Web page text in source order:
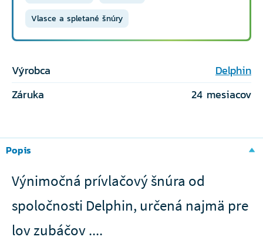
Vlasce a spletané šnúry
Výrobca
Delphin
Záruka
24 mesiacov
Popis
Výnimočná prívlačový šnúra od
spoločnosti Delphin, určená najmä pre
lov zubáčov ....